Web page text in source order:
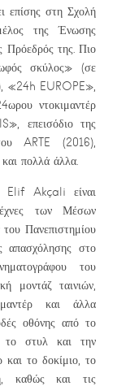
επίσης στη Σχολή
της Ένωσης
Πρόεδρός της. Πιο
σκύλος» (σε
«24h EUROPE»,
ντοκιμαντέρ
επεισόδιο της
ARTE (2016),
πολλά άλλα.
Elif Akçali είναι
των Μέσων
Πανεπιστημίου
απασχόλησης στο
του
μοντάζ ταινιών,
και άλλα
οθόνης από το
το στυλ και την
και το δοκίμιο, το
καθώς και τις